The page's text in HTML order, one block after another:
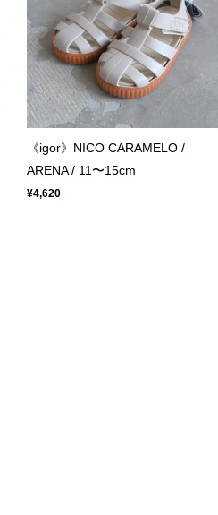
《igor》NICO CARAMELO /
ARENA / 11〜15cm
¥4,620